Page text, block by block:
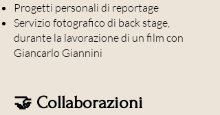
Progetti personali di reportage
Servizio fotografico di back stage,
durante la lavorazione di un film con
Giancarlo Giannini
🤝 Collaborazioni